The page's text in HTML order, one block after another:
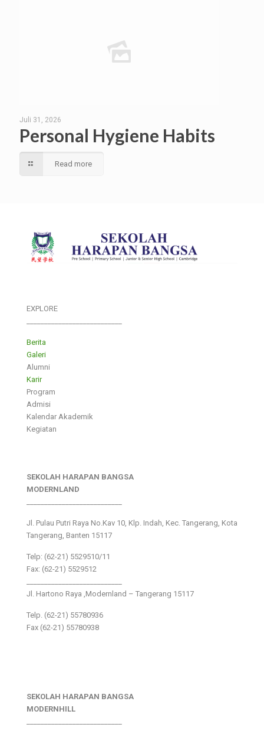
Juli 31, 2026
Personal Hygiene Habits
Read more
EXPLORE
Berita
Galeri
Alumni
Karir
Program
Admisi
Kalendar Akademik
Kegiatan
SEKOLAH HARAPAN BANGSA
MODERNLAND
Jl. Pulau Putri Raya No.Kav 10, Klp. Indah, Kec. Tangerang, Kota
Tangerang, Banten 15117
Telp: (62-21) 5529510/11
Fax: (62-21) 5529512
Jl. Hartono Raya ,Modernland – Tangerang 15117
Telp. (62-21) 55780936
Fax (62-21) 55780938
SEKOLAH HARAPAN BANGSA
MODERNHILL